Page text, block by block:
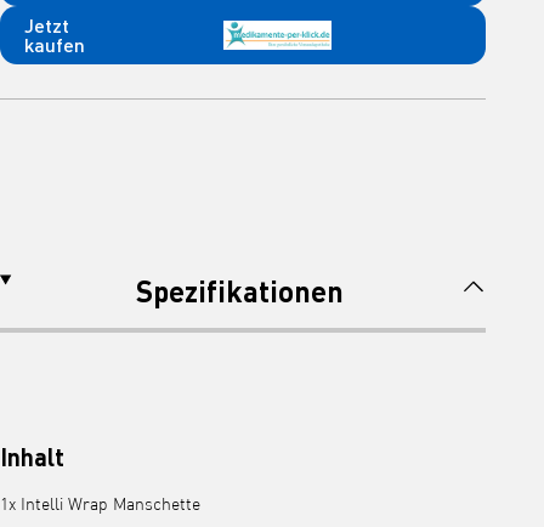
Jetzt
kaufen
Spezifikationen
Inhalt
1x Intelli Wrap Manschette